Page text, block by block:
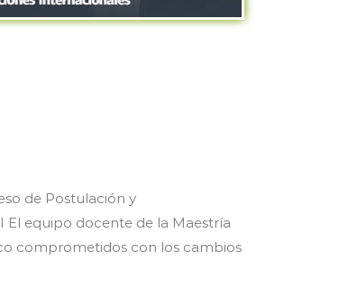
de Postulación y
El equipo docente de la Maestría
comprometidos con los cambios